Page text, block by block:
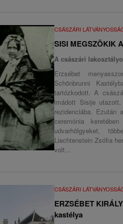
CSÁSZÁRI
SISI MEGSZÖKIK
A császári
Erzsébet
Schönbrunni
tartózkodott. A
imádott Sisije
rezidenciába. Ezután
ceremónia
udvarhölgyeket,
Liechtenstein Zsófia
volt...
CSÁSZÁRI
ERZSÉBET
kastélya